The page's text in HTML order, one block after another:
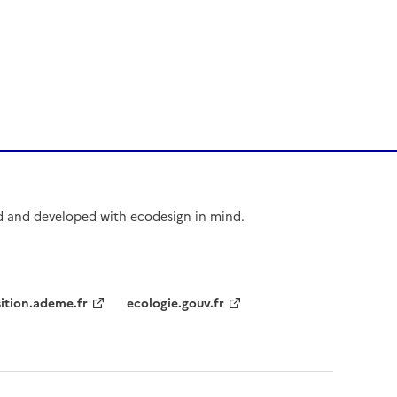
and developed with ecodesign in mind.
ecologie.gouv.fr